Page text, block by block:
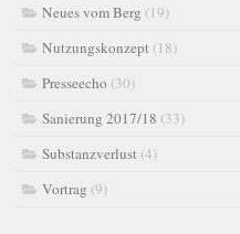
Neues vom Berg (19)
Nutzungskonzept (18)
Presseecho (30)
Sanierung 2017/18 (33)
Substanzverlust (4)
Vortrag (9)